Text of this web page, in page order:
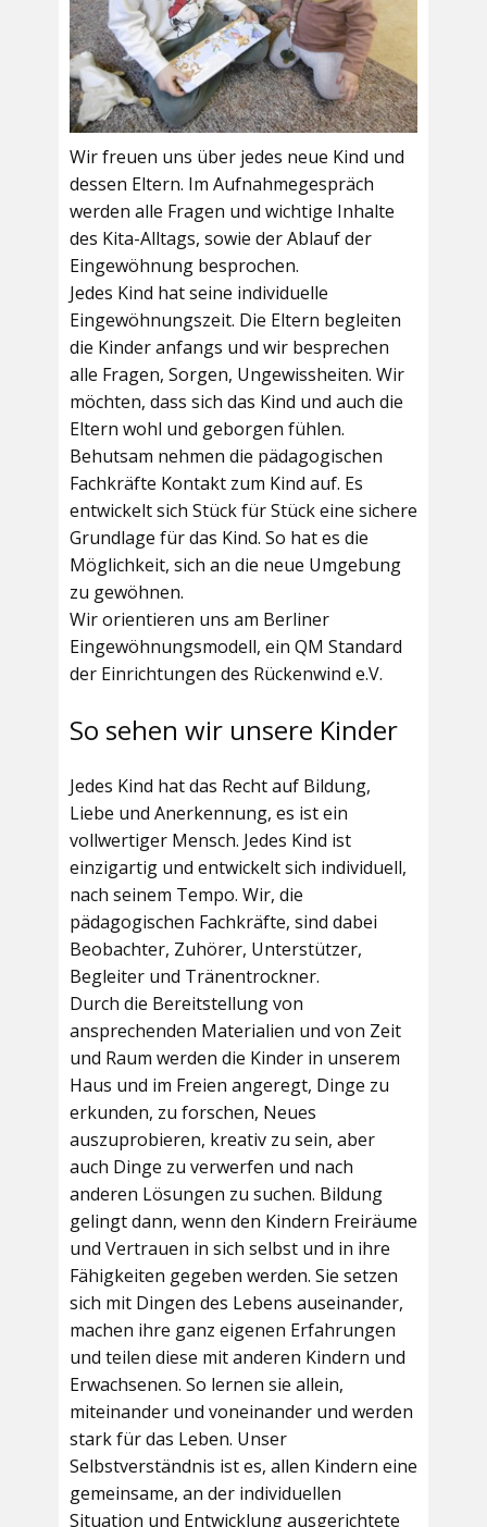
Wir freuen uns über jedes neue Kind und
dessen Eltern. Im Aufnahmegespräch
werden alle Fragen und wichtige Inhalte
des Kita-Alltags, sowie der Ablauf der
Eingewöhnung besprochen.
Jedes Kind hat seine individuelle
Eingewöhnungszeit. Die Eltern begleiten
die Kinder anfangs und wir besprechen
alle Fragen, Sorgen, Ungewissheiten. Wir
möchten, dass sich das Kind und auch die
Eltern wohl und geborgen fühlen.
Behutsam nehmen die pädagogischen
Fachkräfte Kontakt zum Kind auf. Es
entwickelt sich Stück für Stück eine sichere
Grundlage für das Kind. So hat es die
Möglichkeit, sich an die neue Umgebung
zu gewöhnen.
Wir orientieren uns am Berliner
Eingewöhnungsmodell, ein QM Standard
der Einrichtungen des Rückenwind e.V.
So sehen wir unsere Kinder
Jedes Kind hat das Recht auf Bildung,
Liebe und Anerkennung, es ist ein
vollwertiger Mensch. Jedes Kind ist
einzigartig und entwickelt sich individuell,
nach seinem Tempo. Wir, die
pädagogischen Fachkräfte, sind dabei
Beobachter, Zuhörer, Unterstützer,
Begleiter und Tränentrockner.
Durch die Bereitstellung von
ansprechenden Materialien und von Zeit
und Raum werden die Kinder in unserem
Haus und im Freien angeregt, Dinge zu
erkunden, zu forschen, Neues
auszuprobieren, kreativ zu sein, aber
auch Dinge zu verwerfen und nach
anderen Lösungen zu suchen. Bildung
gelingt dann, wenn den Kindern Freiräume
und Vertrauen in sich selbst und in ihre
Fähigkeiten gegeben werden. Sie setzen
sich mit Dingen des Lebens auseinander,
machen ihre ganz eigenen Erfahrungen
und teilen diese mit anderen Kindern und
Erwachsenen. So lernen sie allein,
miteinander und voneinander und werden
stark für das Leben. Unser
Selbstverständnis ist es, allen Kindern eine
gemeinsame, an der individuellen
Situation und Entwicklung ausgerichtete